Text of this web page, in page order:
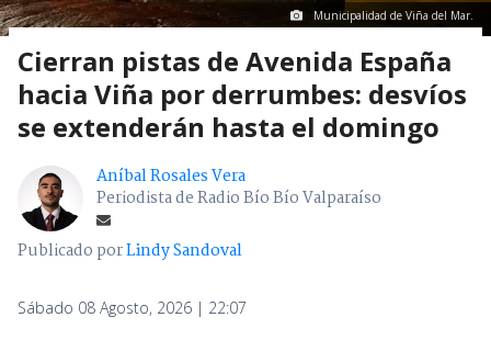
Municipalidad de Viña del Mar.
Cierran pistas de Avenida España
hacia Viña por derrumbes: desvíos
se extenderán hasta el domingo
Aníbal Rosales Vera
Periodista de Radio Bío Bío Valparaíso
Publicado porLindy Sandoval
Sábado 08 Agosto, 2026 | 22:07